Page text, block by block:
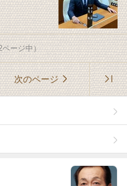
ページ中）
次のページ